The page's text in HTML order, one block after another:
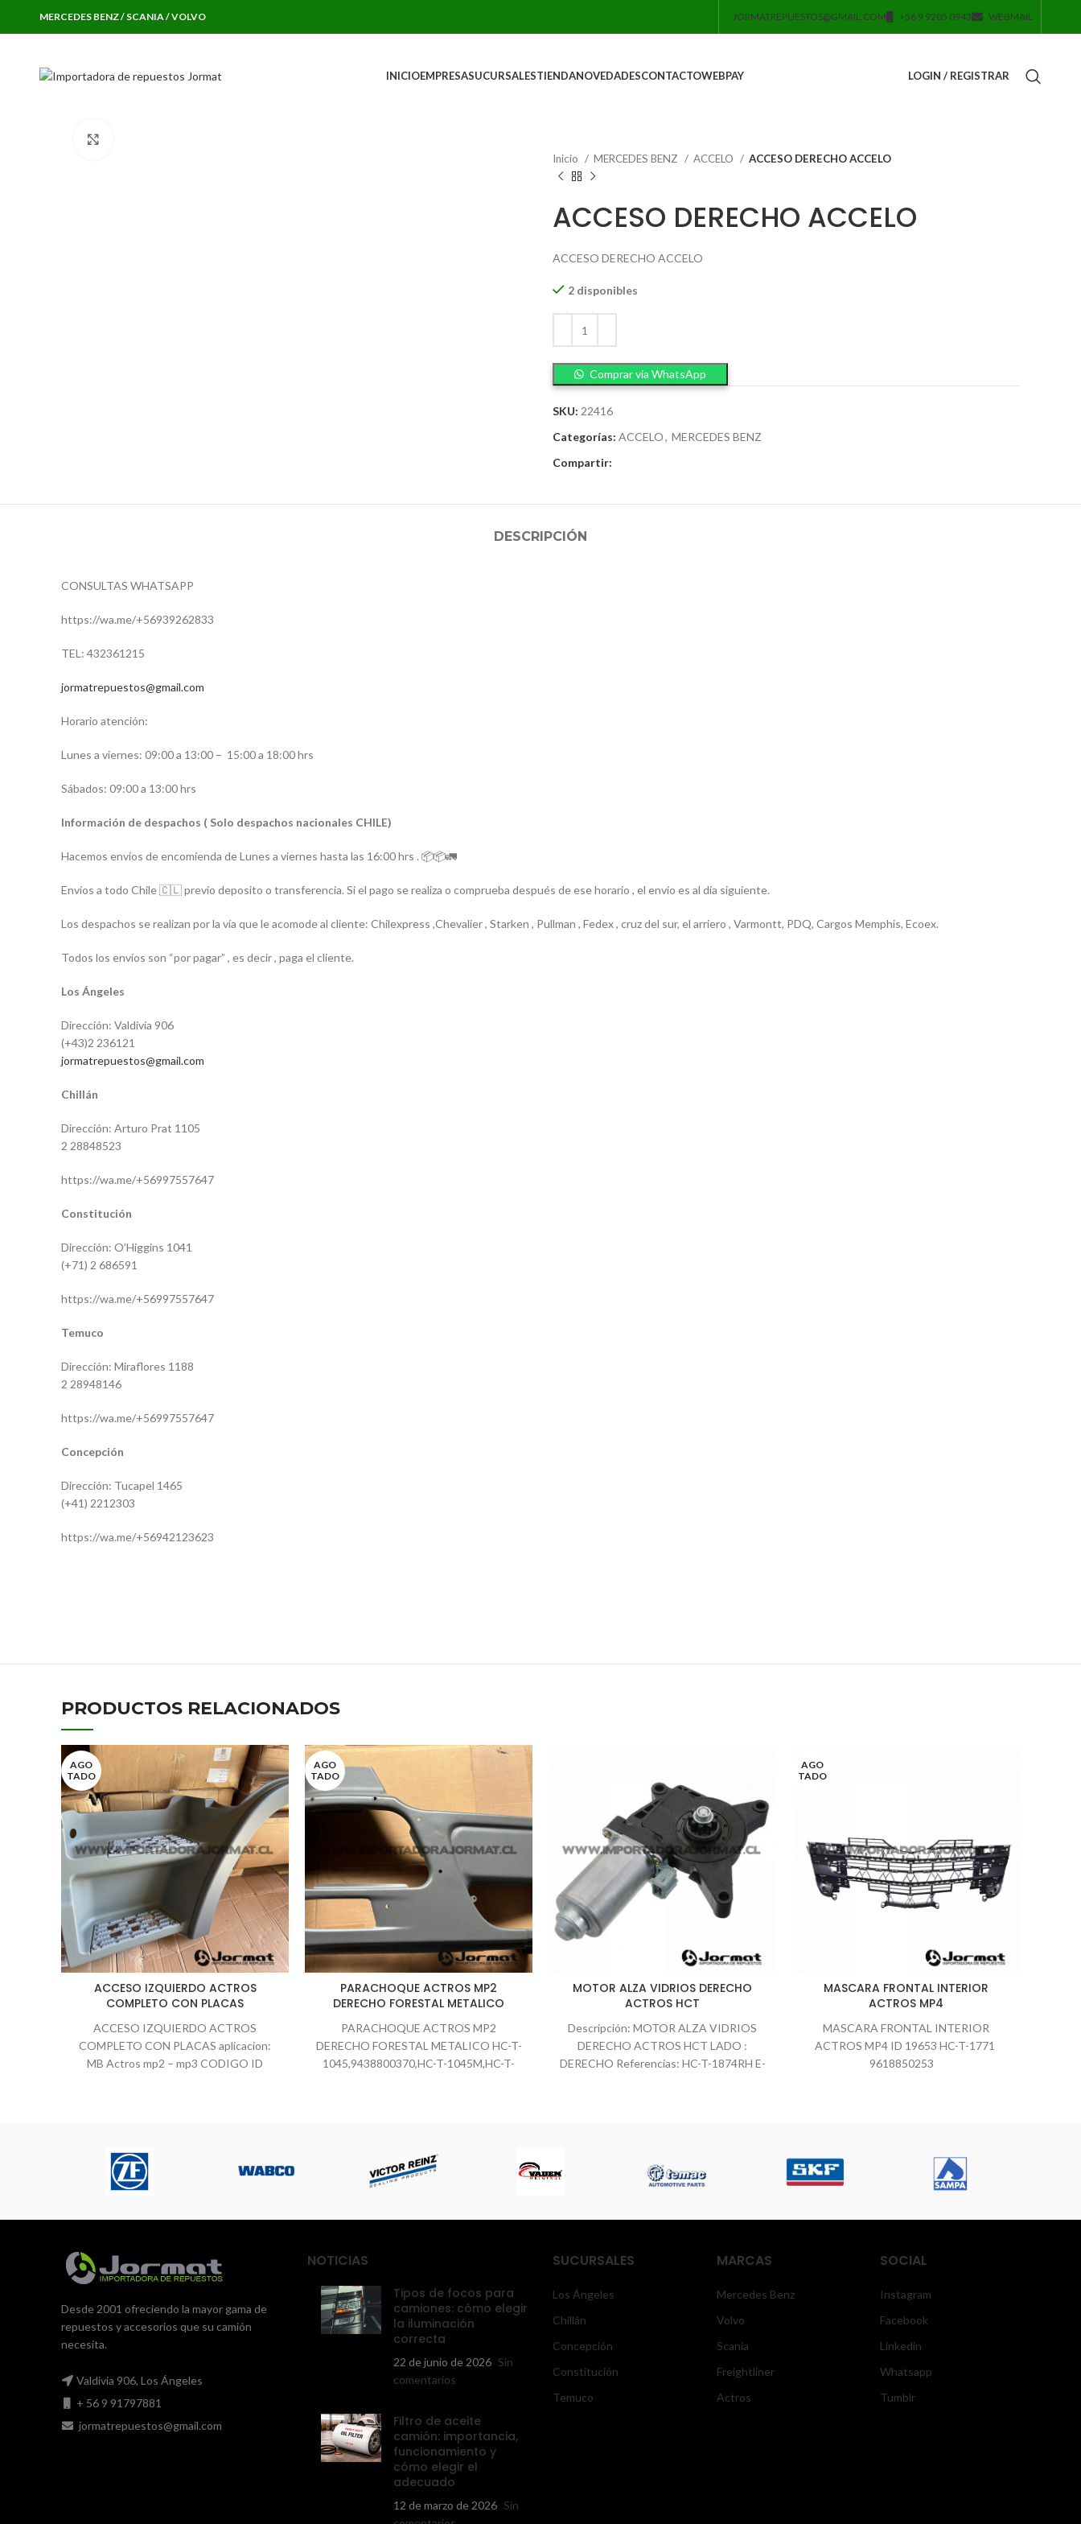
MERCEDES BENZ / SCANIA / VOLVO JORMATREPUESTOS@GMAIL.COM +56 9 9205 0943 WEBMAIL
INICIOEMPRESASUCURSALESTIENDANOVEDADESCONTACTOWEBPAY LOGIN / REGISTRAR
Inicio
MERCEDES BENZ ACCELO ACCESO DERECHO ACCELO
ACCESO DERECHO ACCELO
ACCESO DERECHO ACCELO
2 disponibles
Comprar via WhatsApp
SKU: 22416
Categorías: ACCELO, MERCEDES BENZ
Compartir:
DESCRIPCIÓN
CONSULTAS WHATSAPP
https://wa.me/+56939262833
TEL: 432361215
jormatrepuestos@gmail.com
Horario atención:
Lunes a viernes: 09:00 a 13:00 – 15:00 a 18:00 hrs
Sábados: 09:00 a 13:00 hrs
Información de despachos ( Solo despachos nacionales CHILE)
Hacemos envíos de encomienda de Lunes a viernes hasta las 16:00 hrs . 📦📦🚛
Envíos a todo Chile 🇨🇱 previo deposito o transferencia. Si el pago se realiza o comprueba después de ese horario , el envío es al día siguiente.
Los despachos se realizan por la vía que le acomode al cliente: Chilexpress ,Chevalier , Starken , Pullman , Fedex , cruz del sur, el arriero , Varmontt, PDQ, Cargos Memphis, Ecoex.
Todos los envíos son “por pagar” , es decir , paga el cliente.
Los Ángeles
Dirección: Valdivia 906
(+43)2 236121
jormatrepuestos@gmail.com
Chillán
Dirección: Arturo Prat 1105
2 28848523
https://wa.me/+56997557647
Constitución
Dirección: O’Higgins 1041
(+71) 2 686591
https://wa.me/+56997557647
Temuco
Dirección: Miraflores 1188
2 28948146
https://wa.me/+56997557647
Concepción
Dirección: Tucapel 1465
(+41) 2212303
https://wa.me/+56942123623
PRODUCTOS RELACIONADOS
AGO
TADO
ACCESO IZQUIERDO ACTROS
COMPLETO CON PLACAS
ACCESO IZQUIERDO ACTROS
COMPLETO CON PLACAS aplicacion:
MB Actros mp2 – mp3 CODIGO ID
AGO
TADO
PARACHOQUE ACTROS MP2
DERECHO FORESTAL METALICO
PARACHOQUE ACTROS MP2
DERECHO FORESTAL METALICO HC-T-
1045,9438800370,HC-T-1045M,HC-T-
MOTOR ALZA VIDRIOS DERECHO
ACTROS HCT
Descripción: MOTOR ALZA VIDRIOS
DERECHO ACTROS HCT LADO :
DERECHO Referencias: HC-T-1874RH E-
AGO
TADO
MASCARA FRONTAL INTERIOR
ACTROS MP4
MASCARA FRONTAL INTERIOR
ACTROS MP4 ID 19653 HC-T-1771
9618850253
Desde 2001 ofreciendo la mayor gama de
repuestos y accesorios que su camión
necesita.
Valdivia 906, Los Ángeles
+ 56 9 91797881
jormatrepuestos@gmail.com
NOTICIAS
Tipos de focos para
camiones: cómo elegir
la iluminación
correcta
22 de junio de 2026 Sin
comentarios
Filtro de aceite
camión: importancia,
funcionamiento y
cómo elegir el
adecuado
12 de marzo de 2026 Sin
SUCURSALES
Los Ángeles
Chillán
Concepción
Constitución
Temuco
MARCAS
Mercedes Benz
Volvo
Scania
Freightliner
Actros
SOCIAL
Instagram
Facebook
Linkedin
Whatsapp
Tumblr